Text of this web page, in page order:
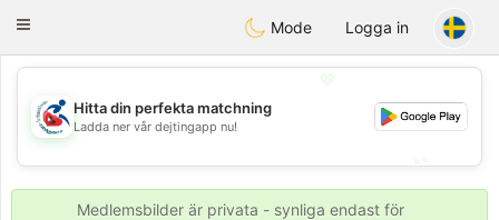
Handi Space
Toggle
Mode Logga in
💖
💕
Hitta din perfekta matchning
Ladda ner vår dejtingapp nu!
Medlemsbilder är privata - synliga endast för